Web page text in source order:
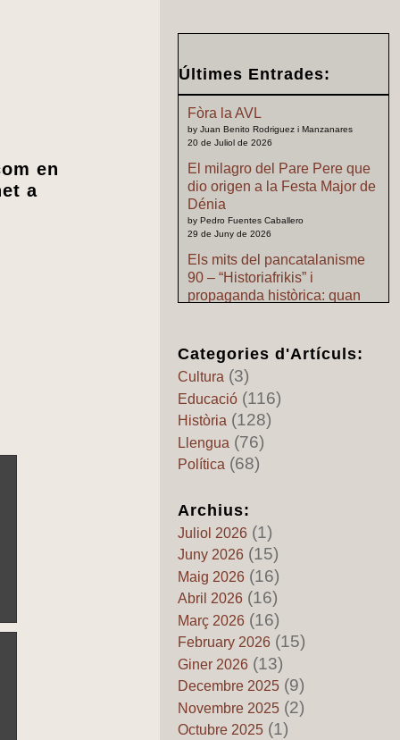
en
a
Últimes Entrades:
Fòra la AVL
by Juan Benito Rodriguez i Manzanares
20 de Juliol de 2026
El milagro del Pare Pere que
dio origen a la Festa Major de
Dénia
by Pedro Fuentes Caballero
29 de Juny de 2026
Els mits del pancatalanisme
90 – “Historiafrikis” i
propaganda històrica: quan
by Pedro Fuentes Caballero
24 de Juny de 2026
Els mits del pancatalanisme
89 – L’inexistent “Regne de
Catalunya”: quan la
terminologia moderna reescriu
l’Edat Mija
by Pedro Fuentes Caballero
Els mits del pancatalanisme
88 – Catalunya, els grecs i els
tartessos: quan l’imaginació
substituïx a l’història
by Pedro Fuentes Caballero
20 de Juny de 2026
Els mits del pancatalanisme
87 – La “primera derrota de
Napoleó en Catalunya”: entre
la llegenda patriòtica i la
realitat històrica
by Pedro Fuentes Caballero
18 de Juny de 2026
Categories d'Artículs:
Cultura (3)
Educació (116)
Història (128)
Llengua (76)
Política (68)
Archius:
Juliol 2026 (1)
Juny 2026 (15)
Maig 2026 (16)
Abril 2026 (16)
Març 2026 (16)
February 2026 (15)
Giner 2026 (13)
Decembre 2025 (9)
Novembre 2025 (2)
Octubre 2025 (1)